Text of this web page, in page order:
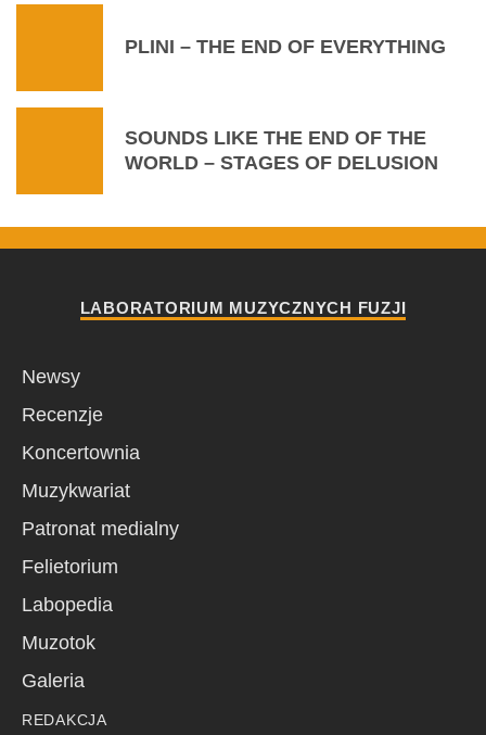
PLINI – THE END OF EVERYTHING
SOUNDS LIKE THE END OF THE
WORLD – STAGES OF DELUSION
LABORATORIUM MUZYCZNYCH FUZJI
Newsy
Recenzje
Koncertownia
Muzykwariat
Patronat medialny
Felietorium
Labopedia
Muzotok
Galeria
REDAKCJA